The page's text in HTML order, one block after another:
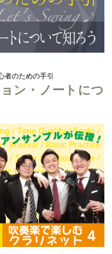
者のための手引
ン・ノートにつ